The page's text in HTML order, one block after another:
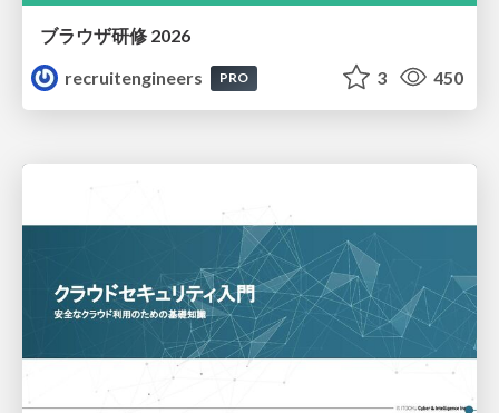
ブラウザ研修 2026
recruitengineers
PRO 3 450